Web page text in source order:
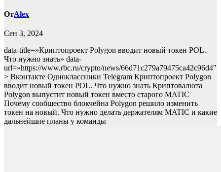
ОтAlex
Сен 3, 2024
data-title=»Криптопроект Polygon вводит новый токен POL.
Что нужно знать» data-
url=»https://www.rbc.ru/crypto/news/66d71c279a79475ca42c96d4″
> Вконтакте Одноклассники Telegram Криптопроект Polygon
вводит новый токен POL. Что нужно знать Криптовалюта
Polygon выпустит новый токен вместо старого MATIC
Почему сообщество блокчейна Polygon решило изменить
токен на новый. Что нужно делать держателям MATIC и какие
дальнейшие планы у команды